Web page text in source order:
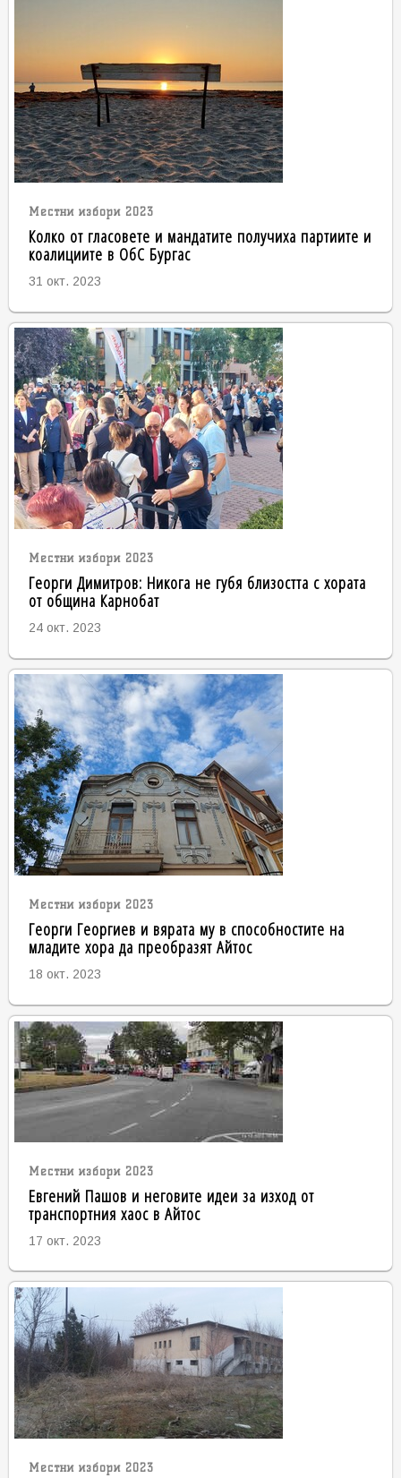
Местни избори 2023
Колко от гласовете и мандатите получиха партиите и
коалициите в ОбС Бургас
31 окт. 2023
Местни избори 2023
Георги Димитров: Никога не губя близостта с хората
от община Карнобат
24 окт. 2023
Местни избори 2023
Георги Георгиев и вярата му в способностите на
младите хора да преобразят Айтос
18 окт. 2023
Местни избори 2023
Евгений Пашов и неговите идеи за изход от
транспортния хаос в Айтос
17 окт. 2023
Местни избори 2023